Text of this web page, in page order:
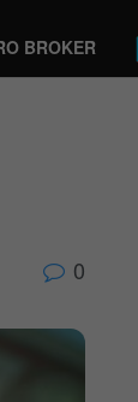
BROKER
0